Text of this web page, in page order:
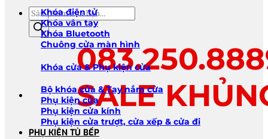
Tìm
kiếm
sản
phẩm
SALE
Khóa điện tử
Khóa vân tay
Khóa Bluetooth
Chuông cửa màn hình
Khóa cửa & Phụ kiện cửa
Bộ khóa cửa & Tay nắm cửa
Phụ kiện cửa
Phụ kiện cửa kính
Phụ kiện cửa trượt, cửa xếp & cửa đi
PHỤ KIỆN TỦ BẾP